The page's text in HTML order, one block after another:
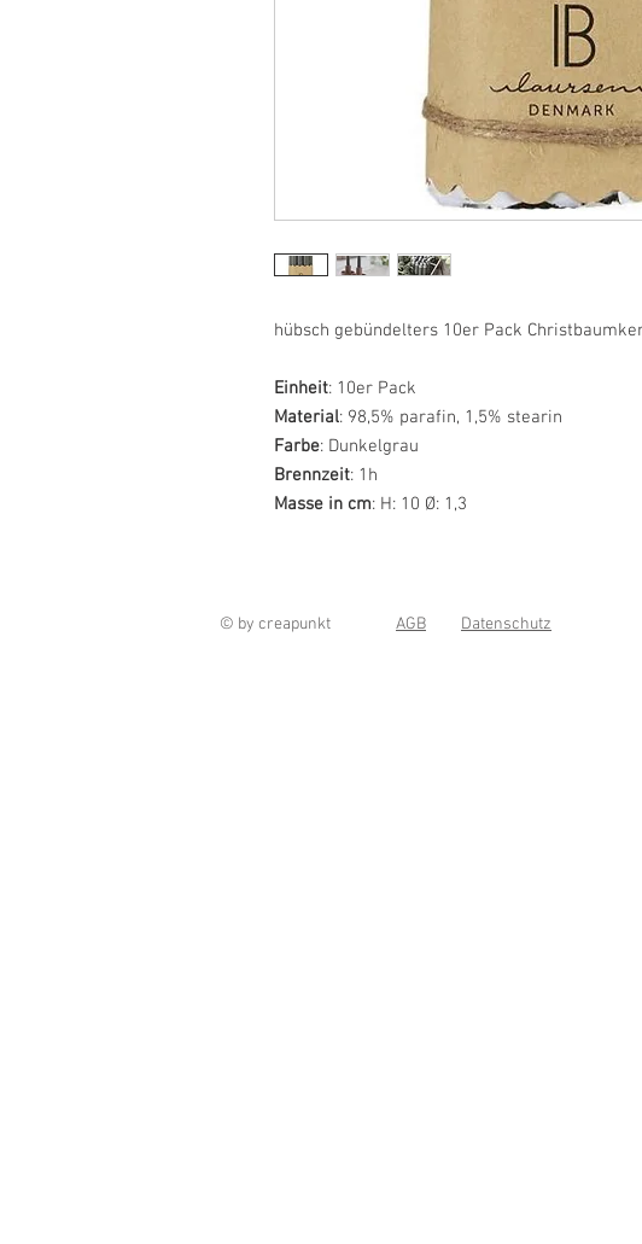
hübsch gebündelters 10er Pack
Einheit: 10er Pack
Material: 98,5% parafin, 1,5% stearin
Farbe: Dunkelgrau
Brennzeit: 1h
Masse in cm: H: 10 Ø: 1,3
© by creapunkt AGB Datenschutz